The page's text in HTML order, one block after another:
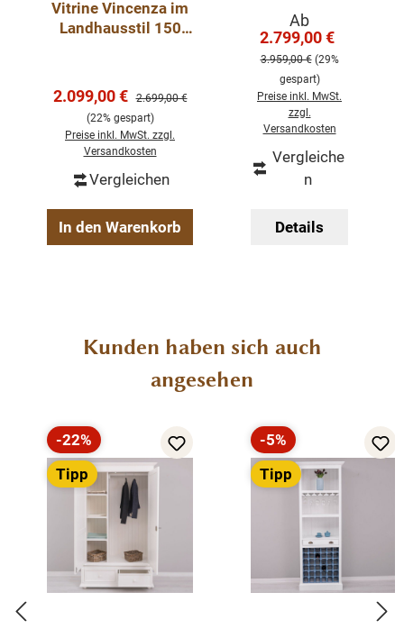
Landhaus-Stil
montiert
Vitrine Vincenza im
Landhausstil 150
Verkaufspreis:
2.099,00 € Regulärer Preis:
2.699,00 €
(22% gespart)
Preise inkl. MwSt. zzgl.
Versandkosten
Vergleichen
In den Warenkorb
Schrank -
Landhaus
Schrank
mintgrün
Verkaufspreis:
Ab
2.799,00 €
3.959,00 € (29%
gespart)
Preise inkl. MwSt.
zzgl.
Versandkosten
Vergleiche
n
Details
Produktgalerie überspringen
Kunden haben sich auch
angesehen
Rabatt
-22%
Tipp
Rabatt
-5%
Tipp